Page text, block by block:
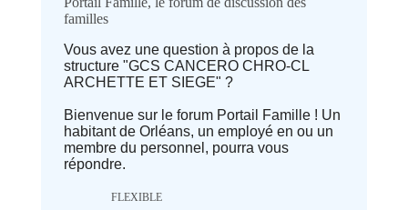
Avis
⭐ Qualité
Deprecated: implode(): Passing null to
parameter #1 ($separator) of type
array|string is deprecated in
/home/lepetitbz/portailfamille.org/lib/Cake/View/
5
familles
Vous avez une question à propos de la
structure "GCS CANCERO CHRO-CL
ARCHETTE ET SIEGE" ?
Bienvenue sur le forum Portail Famille ! Un
habitant de Orléans, un employé en ou un
membre du personnel, pourra vous
répondre.
FLEXIBLE